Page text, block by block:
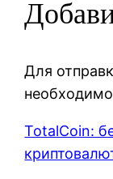
Для
необходимо
TotalCoin: